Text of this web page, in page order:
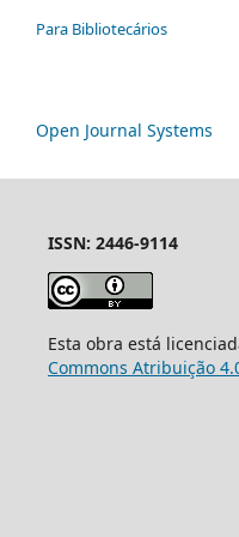
Para Bibliotecários
Open Journal Systems
ISSN: 2446-9114
Esta obra está
Commons Atribuição